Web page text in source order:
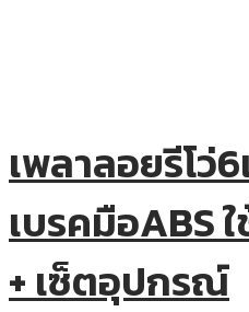
เพลาลอยรีโว่
เบรคมือABS
+ เซ็ตอุปกรณ์